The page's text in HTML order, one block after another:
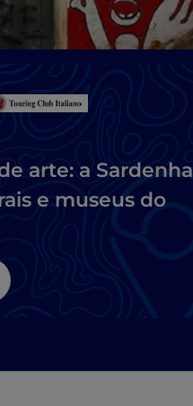
arte: a Sardenha
e museus do